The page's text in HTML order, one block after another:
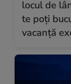
locul de
te poți
vacanță